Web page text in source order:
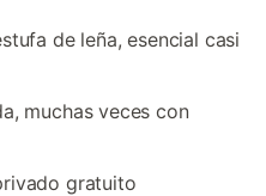
de leña, esencial casi
muchas veces con
gratuito